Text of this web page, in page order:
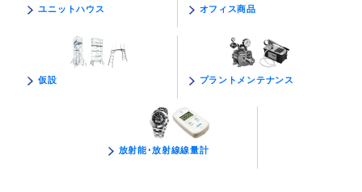
ユニットハウス オフィス商品
仮設 プラントメンテナンス
放射能･放射線線量計